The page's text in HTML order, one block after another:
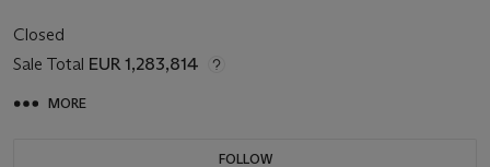
Closed
Sale Total EUR 1,283,814
MORE
FOLLOW